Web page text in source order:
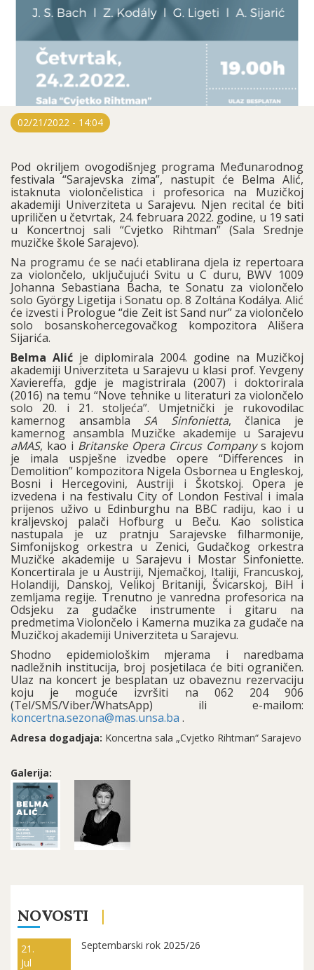
02/21/2022 - 14:04
Pod okriljem ovogodišnjeg programa Međunarodnog
festivala “Sarajevska zima”, nastupit će Belma Alić,
istaknuta violončelistica i profesorica na Muzičkoj
akademiji Univerziteta u Sarajevu. Njen recital će biti
upriličen u četvrtak, 24. februara 2022. godine, u 19 sati
u Koncertnoj sali “Cvjetko Rihtman” (Sala Srednje
muzičke škole Sarajevo).
Na programu će se naći etablirana djela iz repertoara
za violončelo, uključujući Svitu u C duru, BWV 1009
Johanna Sebastiana Bacha, te Sonatu za violončelo
solo György Ligetija i Sonatu op. 8 Zoltána Kodálya. Alić
će izvesti i Prologue “die Zeit ist Sand nur” za violončelo
solo bosanskohercegovačkog kompozitora Ališera
Sijarića.
Belma Alić je diplomirala 2004. godine na Muzičkoj
akademiji Univerziteta u Sarajevu u klasi prof. Yevgeny
Xaviereffa, gdje je magistrirala (2007) i doktorirala
(2016) na temu “Nove tehnike u literaturi za violončelo
solo 20. i 21. stoljeća”. Umjetnički je rukovodilac
kamernog ansambla SA Sinfonietta, članica je
kamernog ansambla Muzičke akademije u Sarajevu
aMAS, kao i Britanske Opera Circus Companys kojom
je imala uspješne izvedbe opere “Differences in
Demolition” kompozitora Nigela Osbornea u Engleskoj,
Bosni i Hercegovini, Austriji i Škotskoj. Opera je
izvedena i na festivalu City of London Festival i imala
prijenos uživo u Edinburghu na BBC radiju, kao i u
kraljevskoj palači Hofburg u Beču. Kao solistica
nastupala je uz pratnju Sarajevske filharmonije,
Simfonijskog orkestra u Zenici, Gudačkog orkestra
Muzičke akademije u Sarajevu i Mostar Sinfoniette.
Koncertirala je u Austriji, Njemačkoj, Italiji, Francuskoj,
Holandiji, Danskoj, Velikoj Britaniji, Švicarskoj, BiH i
zemljama regije. Trenutno je vanredna profesorica na
Odsjeku za gudačke instrumente i gitaru na
predmetima Violončelo i Kamerna muzika za gudače na
Muzičkoj akademiji Univerziteta u Sarajevu.
Shodno epidemiološkim mjerama i naredbama
nadležnih institucija, broj posjetilaca će biti ograničen.
Ulaz na koncert je besplatan uz obaveznu rezervaciju
koju je moguće izvršiti na 062 204 906
(Tel/SMS/Viber/WhatsApp) ili e-mailom:
koncertna.sezona@mas.unsa.ba .
Adresa dogadjaja: Koncertna sala „Cvjetko Rihtman“ Sarajevo
Galerija:
NOVOSTI
21.
Jul
Septembarski rok 2025/26